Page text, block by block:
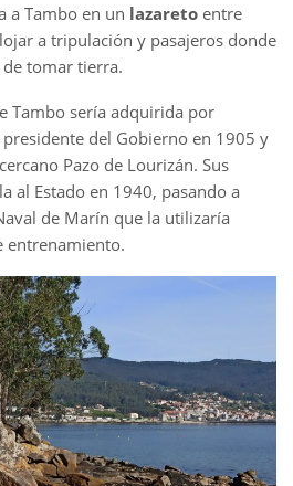
a Tambo en un lazareto entre
a tripulación y pasajeros donde
de tomar tierra.
Tambo sería adquirida por
presidente del Gobierno en 1905 y
Pazo de Lourizán. Sus
al Estado en 1940, pasando a
de Marín que la utilizaría
entrenamiento.